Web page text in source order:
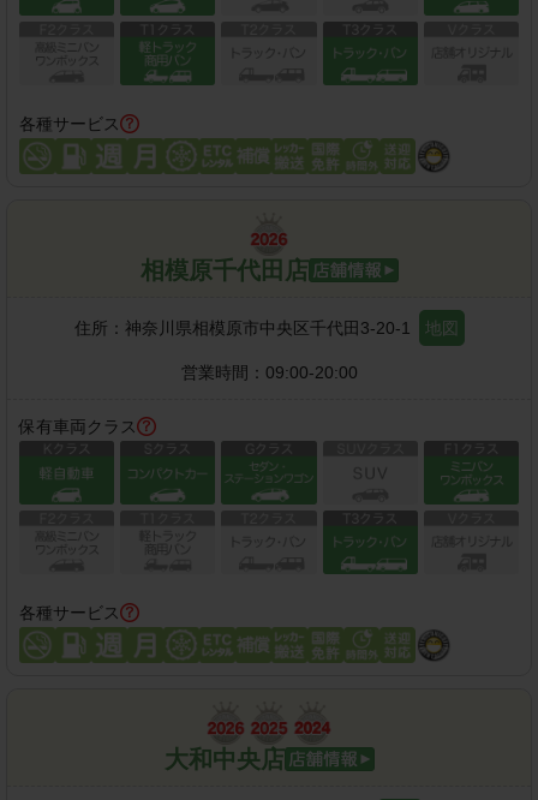
各種サービス
相模原千代田店
住所： 神奈川県相模原市中央区千代田3-20-1 地図
営業時間： 09:00-20:00
保有車両クラス
各種サービス
大和中央店